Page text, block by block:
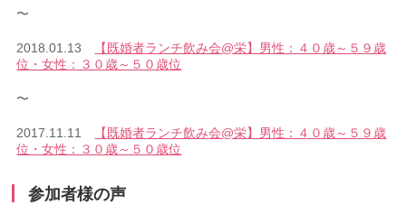
〜
2018.01.13
【既婚者ランチ飲み会@栄】男性：４０歳～５９歳
位・女性：３０歳～５０歳位
〜
2017.11.11
【既婚者ランチ飲み会@栄】男性：４０歳～５９歳
位・女性：３０歳～５０歳位
参加者様の声